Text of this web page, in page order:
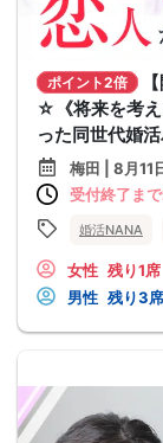
ポイント2倍
☆《将来を考
った同世代婚
梅田 | 8月11
受付終了ま
婚活NANA
女性 残り1席
男性 残り3席